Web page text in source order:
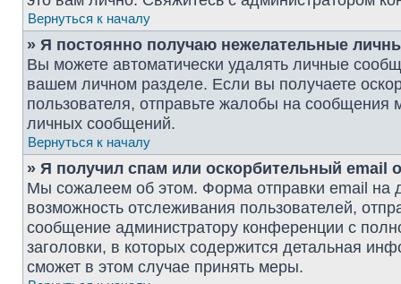
Вернуться к началу
» Я постоянно получаю нежелательные
Вы можете автоматически удалять личные
вашем личном разделе. Если вы получаете
пользователя, отправьте жалобы на сообщения
личных сообщений.
Вернуться к началу
» Я получил спам или оскорбительный email
Мы сожалеем об этом. Форма отправки email на
возможность отслеживания пользователей,
сообщение администратору конференции с
заголовки, в которых содержится детальная
сможет в этом случае принять меры.